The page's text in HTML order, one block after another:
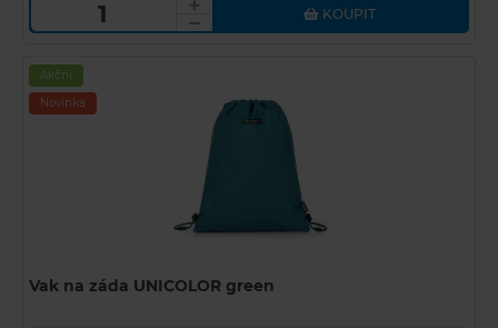
KOUPIT
Akční
Novinka
Vak na záda UNICOLOR green